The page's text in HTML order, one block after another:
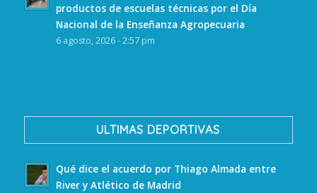
productos de escuelas técnicas por el Día
Nacional de la Enseñanza Agropecuaria
6 agosto, 2026 - 2:57 pm
ULTIMAS DEPORTIVAS
Qué dice el acuerdo por Thiago Almada entre
River y Atlético de Madrid